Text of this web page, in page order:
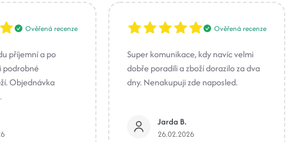
Ověřená recenze
příjemní a po
podrobné
Objednávka
Ověřená recenze
Super komunikace, kdy navíc velmi
dobře poradili a zboží dorazilo za dva
dny. Nenakupuji zde naposled.
Jarda B.
26.02.2026